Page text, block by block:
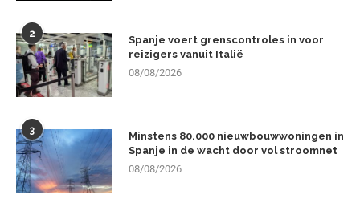
2
Spanje voert grenscontroles in voor
reizigers vanuit Italië
08/08/2026
3
Minstens 80.000 nieuwbouwwoningen in
Spanje in de wacht door vol stroomnet
08/08/2026